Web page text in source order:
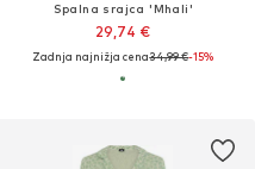
Spalna srajca 'Mhali'
29,74 €
Zadnja najnižja cena34,99 €-15%